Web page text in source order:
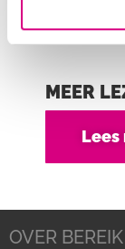
010-503
vul ons
MEER
Lees
OVER BEREIK